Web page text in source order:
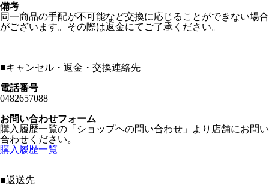
備考
同一商品の手配が不可能など交換に応じることができない場合
がございます。その際は返金にてご了承ください。
■キャンセル・返金・交換連絡先
電話番号
0482657088
お問い合わせフォーム
購入履歴一覧の「ショップヘの問い合わせ」より店舗にお問い
合わせください。
購入履歴一覧
■返送先